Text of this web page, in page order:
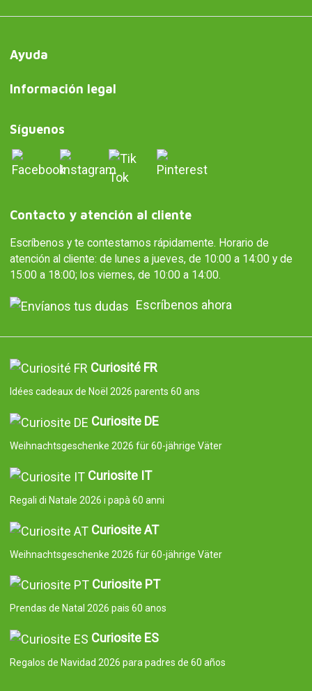
Ayuda
Información legal
Síguenos
Contacto y atención al cliente
Escríbenos y te contestamos rápidamente. Horario de
atención al cliente: de lunes a jueves, de 10:00 a 14:00 y de
15:00 a 18:00; los viernes, de 10:00 a 14:00.
Escríbenos ahora
Curiosité FR
Idées cadeaux de Noël 2026 parents 60 ans
Curiosite DE
Weihnachtsgeschenke 2026 für 60-jährige Väter
Curiosite IT
Regali di Natale 2026 i papà 60 anni
Curiosite AT
Weihnachtsgeschenke 2026 für 60-jährige Väter
Curiosite PT
Prendas de Natal 2026 pais 60 anos
Curiosite ES
Regalos de Navidad 2026 para padres de 60 años